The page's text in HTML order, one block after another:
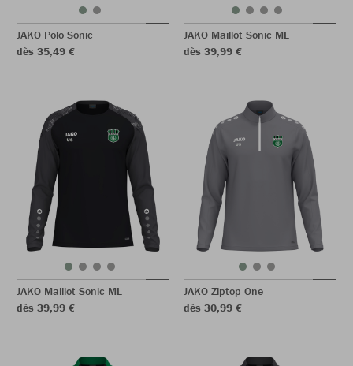
JAKO Polo Sonic
dès 35,49 €
JAKO Maillot Sonic ML
dès 39,99 €
JAKO Maillot Sonic ML
dès 39,99 €
JAKO Ziptop One
dès 30,99 €